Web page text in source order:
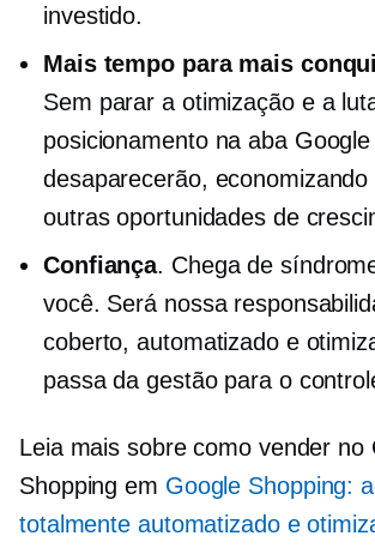
investido.
Mais tempo para mais
Sem parar a otimização e a
posicionamento na aba
desaparecerão,
outras oportunidades de
Confiança. Chega de
você. Será nossa
coberto, automatizado e
passa da gestão para o
Leia mais sobre como vender no
Shopping em Google Shopping:
totalmente automatizado e